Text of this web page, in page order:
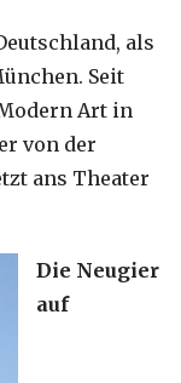
als
Seit
Art in
von der
ans Theater
Die Neugier
auf